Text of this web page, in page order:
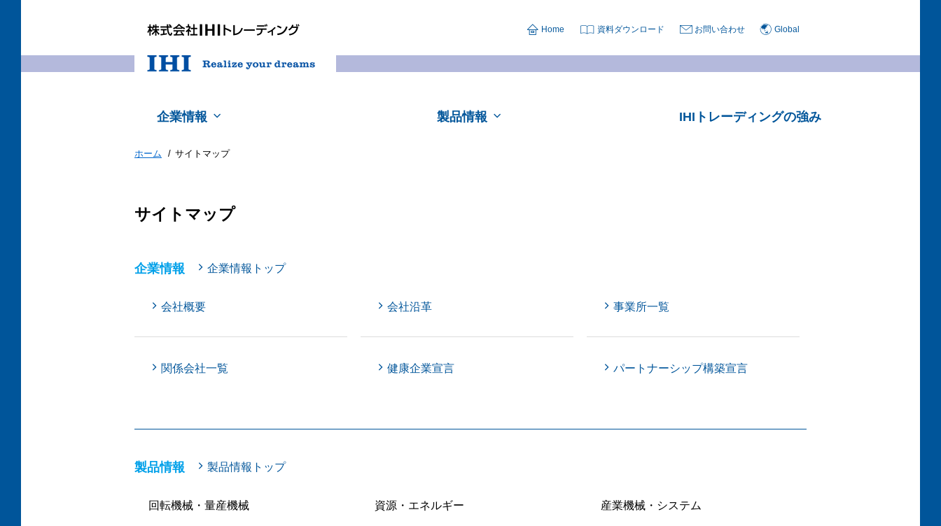
Home 資料ダウンロード お問い合わせ Global
企業情報 製品情報 IHIトレーディングの強み
ホーム サイトマップ
サイトマップ
企業情報 企業情報トップ
会社概要 会社沿革 事業所一覧
関係会社一覧 健康企業宣言 パートナーシップ構築宣言
製品情報 製品情報トップ
回転機械・量産機械 資源・エネルギー 産業機械・システム